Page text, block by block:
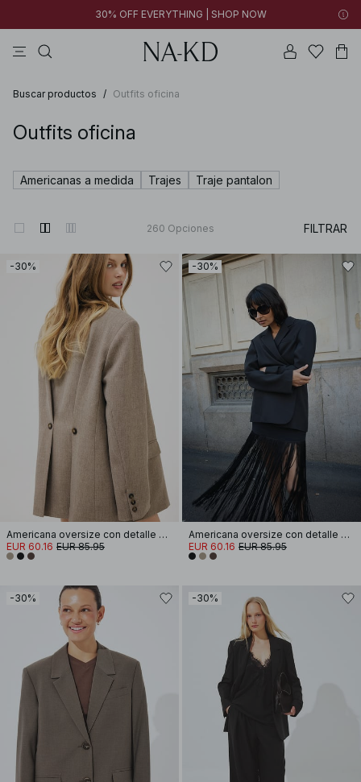
30% OFF EVERYTHING | SHOP NOW
Buscar productos / Outfits oficina
Outfits oficina
Americanas a medida Trajes Traje pantalon
260 Opciones FILTRAR
-30%
Americana oversize con detalle de botones en la espalda
EUR 60.16 EUR 85.95
-30%
Americana oversize con detalle de botones en la espalda
EUR 60.16 EUR 85.95
-30% -30%